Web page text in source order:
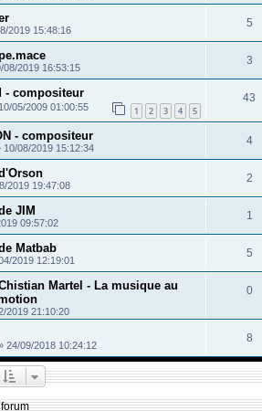
2019 15:48:16
5
08/2019 16:53:15
3
- compositeur
10/05/2009 01:00:55 1 2 3 4 5
43
- compositeur
10/08/2019 15:12:34
4
2019 19:47:08
2
JIM
09:57:02
1
Matbab
2019 12:19:01
5
Martel - La musique au
2019 21:10:20
0
24/09/2018 10:24:12
8